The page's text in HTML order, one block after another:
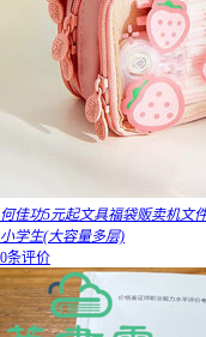
何佳功5元起文具福袋贩卖机文
小学生(大容量多层)
0条评价